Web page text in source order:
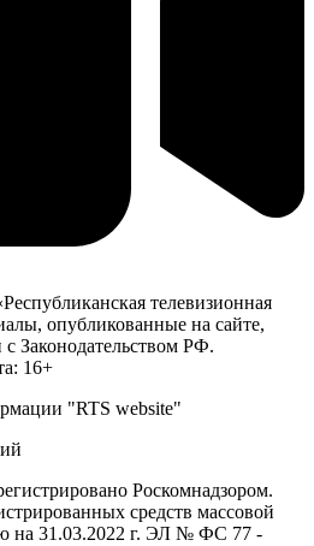
телевизионная
опубликованные на сайте,
Законодательством РФ.
16+
"RTS website"
Роскомнадзором.
средств массовой
на 31.03.2022 г. ЭЛ № ФС 77 -